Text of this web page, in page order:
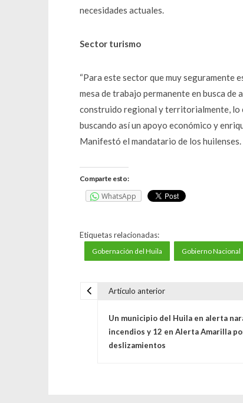
necesidades actuales.
Sector turismo
“Para este sector que muy seguramente
mesa de trabajo permanente en busca
construido regional y territorialmente, lo
buscando así un apoyo económico y
Manifestó el mandatario de los huilenses.
Comparte esto:
WhatsApp
Etiquetas relacionadas:
Gobernación del Huila Gobierno Nacional
Artículo anterior
Un municipio del Huila en alerta
incendios y 12 en Alerta Amarilla
deslizamientos